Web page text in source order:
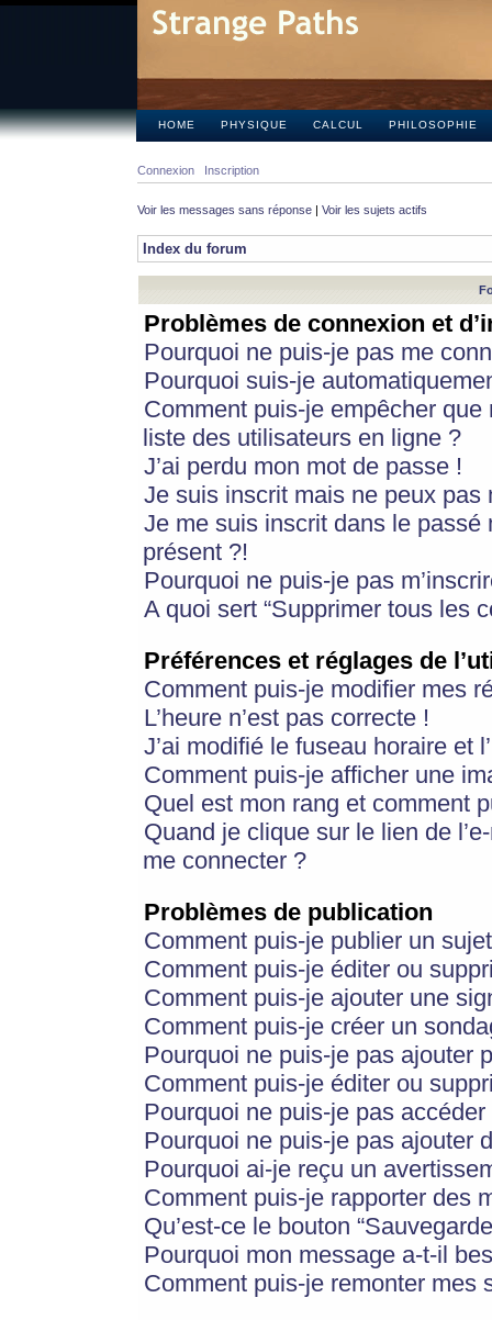
HOME PHYSIQUE CALCUL PHILOSOPHIE
Connexion Inscription
Voir les messages sans réponse | Voir les sujets actifs
Index du forum
Problèmes de connexion et
Pourquoi ne puis-je pas me
Pourquoi suis-je
Comment puis-je empêcher
liste des utilisateurs en ligne ?
J’ai perdu mon mot de passe !
Je suis inscrit mais ne peux pas
Je me suis inscrit dans le
présent ?!
Pourquoi ne puis-je pas
A quoi sert “Supprimer tous les
Préférences et réglages de
Comment puis-je modifier mes
L’heure n’est pas correcte !
J’ai modifié le fuseau horaire et
Comment puis-je afficher une
Quel est mon rang et comment
Quand je clique sur le lien de
me connecter ?
Problèmes de publication
Comment puis-je publier un
Comment puis-je éditer ou
Comment puis-je ajouter une
Comment puis-je créer un
Pourquoi ne puis-je pas ajouter
Comment puis-je éditer ou
Pourquoi ne puis-je pas
Pourquoi ne puis-je pas ajouter
Pourquoi ai-je reçu un
Comment puis-je rapporter des
Qu’est-ce le bouton
Pourquoi mon message a-t-il
Comment puis-je remonter mes